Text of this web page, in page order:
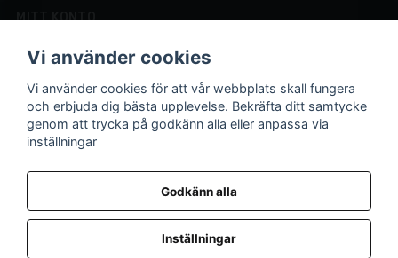
MITT KONTO
Logga in
Registrera dig
Glömt lösenord?
Vi är experter på foto och video med över 100 års
© 2026 Mattssons Foto & Video AB
Vi använder cookies
Vi använder cookies för att vår webbplats skall fungera
och erbjuda dig bästa upplevelse. Bekräfta ditt samtycke
genom att trycka på godkänn alla eller anpassa via
inställningar
Godkänn alla
Inställningar